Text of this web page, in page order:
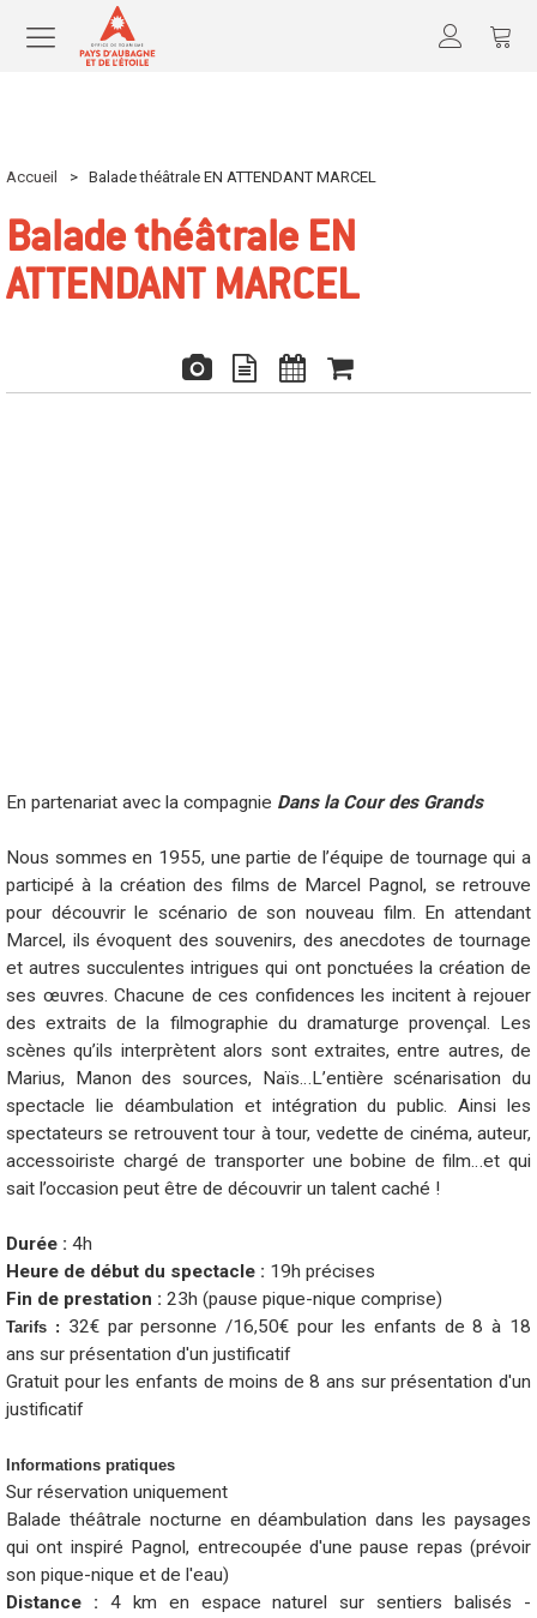
Accueil > Balade théâtrale EN ATTENDANT MARCEL
Balade théâtrale EN
ATTENDANT MARCEL
En partenariat avec la compagnie Dans la Cour des Grands
Nous sommes en 1955, une partie de l’équipe de tournage qui a
participé à la création des films de Marcel Pagnol, se retrouve
pour découvrir le scénario de son nouveau film. En attendant
Marcel, ils évoquent des souvenirs, des anecdotes de tournage
et autres succulentes intrigues qui ont ponctuées la création de
ses œuvres. Chacune de ces confidences les incitent à rejouer
des extraits de la filmographie du dramaturge provençal. Les
scènes qu’ils interprètent alors sont extraites, entre autres, de
Marius, Manon des sources, Naïs…L’entière scénarisation du
spectacle lie déambulation et intégration du public. Ainsi les
spectateurs se retrouvent tour à tour, vedette de cinéma, auteur,
accessoiriste chargé de transporter une bobine de film…et qui
sait l’occasion peut être de découvrir un talent caché !
Durée : 4h
Heure de début du spectacle : 19h précises
Fin de prestation : 23h (pause pique-nique comprise)
Tarifs : 32€ par personne /16,50€ pour les enfants de 8 à 18
ans sur présentation d'un justificatif
Gratuit pour les enfants de moins de 8 ans sur présentation d'un
justificatif
Informations pratiques
Sur réservation uniquement
Balade théâtrale nocturne en déambulation dans les paysages
qui ont inspiré Pagnol, entrecoupée d'une pause repas (prévoir
son pique-nique et de l'eau)
Distance : 4 km en espace naturel sur sentiers balisés -